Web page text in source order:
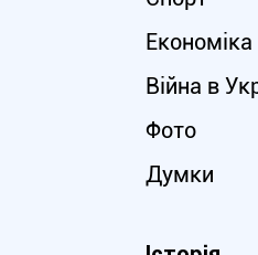
Економіка
Війна в
Фото
Думки